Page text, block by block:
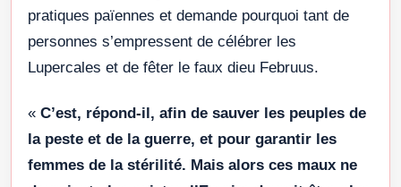
pratiques païennes et demande pourquoi tant de
personnes s’empressent de célébrer les
Lupercales et de fêter le faux dieu Februus.
« C’est, répond-il, afin de sauver les peuples de
la peste et de la guerre, et pour garantir les
femmes de la stérilité. Mais alors ces maux ne